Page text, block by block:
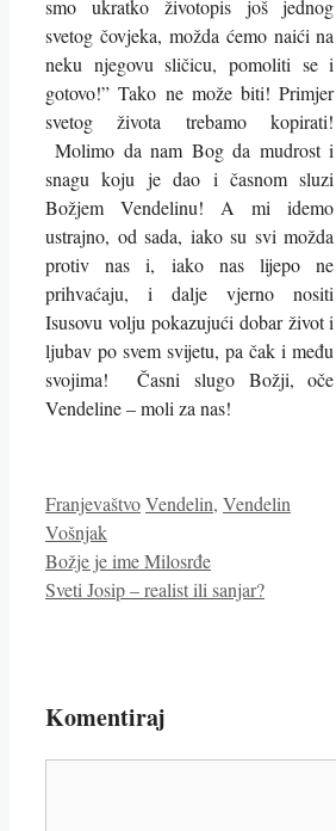
smo ukratko životopis još jednog
svetog čovjeka, možda ćemo naići na
neku njegovu sličicu, pomoliti se i
gotovo!”Tako ne može biti! Primjer
svetog života trebamo kopirati!
Molimo da nam Bog da mudrost i
snagu koju je dao i časnom sluzi
Božjem Vendelinu! A mi idemo
ustrajno, od sada, iako su svi možda
protiv nas i, iako nas lijepo ne
prihvaćaju, i dalje vjerno nositi
Isusovu volju pokazujući dobar život i
ljubav po svem svijetu, pa čak i među
svojima!Časni slugo Božji, oče
Vendeline – moli za nas!
Kategorije
FranjevaštvoOznake
Vendelin, Vendelin
Vošnjak
Božje je ime Milosrđe
Sveti Josip – realist ili sanjar?
Komentiraj